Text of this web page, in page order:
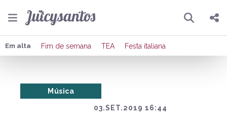
Pesquisar
Compartilhar
Em alta Fim de semana TEA Festa italiana
03.SET.2019 16:44
Música